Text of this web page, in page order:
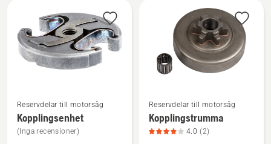
mer
information
om
Reservdelar till motorsåg
Kopplingsenhet
(Inga recensioner)
mer
information
om
Reservdelar till motorsåg
Kopplingstrumma
4.0 (2)